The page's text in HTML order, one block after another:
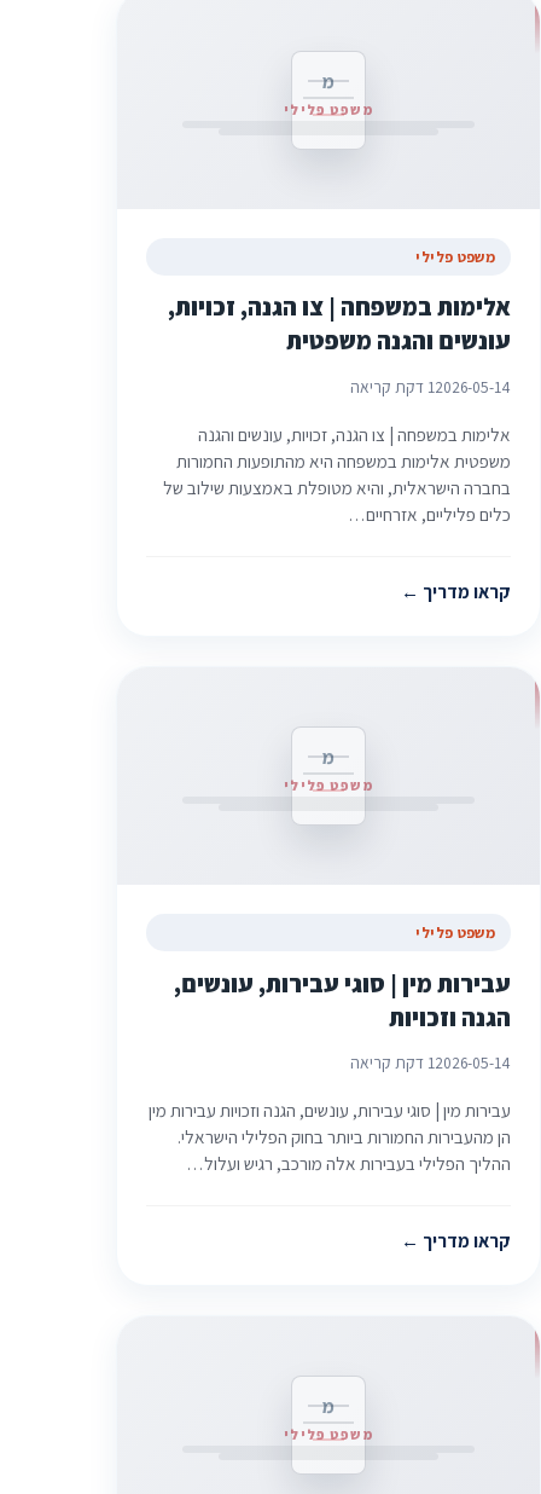
מ
משפט פלילי
משפט פלילי
אלימות במשפחה | צו הגנה, זכויות,
עונשים והגנה משפטית
2026-05-141 דקת קריאה
אלימות במשפחה | צו הגנה, זכויות, עונשים והגנה
משפטית אלימות במשפחה היא מהתופעות החמורות
בחברה הישראלית, והיא מטופלת באמצעות שילוב של
כלים פליליים, אזרחיים…
קראו מדריך
מ
משפט פלילי
משפט פלילי
עבירות מין | סוגי עבירות, עונשים,
הגנה וזכויות
2026-05-141 דקת קריאה
עבירות מין | סוגי עבירות, עונשים, הגנה וזכויות עבירות מין
הן מהעבירות החמורות ביותר בחוק הפלילי הישראלי.
ההליך הפלילי בעבירות אלה מורכב, רגיש ועלול…
קראו מדריך
מ
משפט פלילי